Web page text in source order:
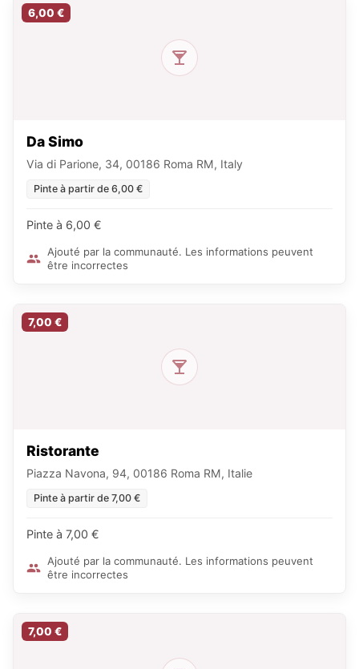
6,00 €
Da Simo
Via di Parione, 34, 00186 Roma RM, Italy
Pinte à partir de 6,00 €
Pinte à 6,00 €
Ajouté par la communauté. Les informations peuvent
être incorrectes
7,00 €
Ristorante
Piazza Navona, 94, 00186 Roma RM, Italie
Pinte à partir de 7,00 €
Pinte à 7,00 €
Ajouté par la communauté. Les informations peuvent
être incorrectes
7,00 €